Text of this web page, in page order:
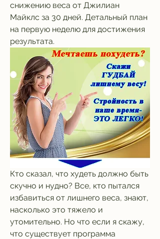
снижению веса от Джилиан
Майклс за 30 дней. Детальный план
на первую неделю для достижения
результата.
Кто сказал, что худеть должно быть
скучно и нудно? Все, кто пытался
избавиться от лишнего веса, знают,
насколько это тяжело и
утомительно. Но что если я скажу,
что существует программа